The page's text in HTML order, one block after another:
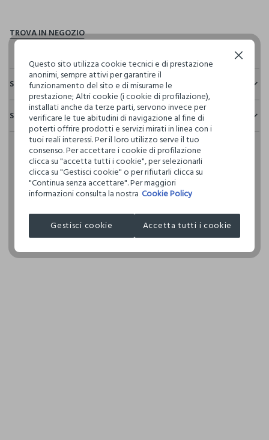
Sostenibilità e trasparenza
Sicurezza
Il 100% dei nostri articoli viene sottoposto a test chimico-
fisici, per verificarne il rispetto dei limiti che abbiamo
definito per l’uso di sostanze chimiche, talvolta anche più
restrittivi rispetto a quelli previsti dalla normativa
internazionale.
Clicca qui per vedere i dettagli
I nostri fornitori
COSNOVA ITALIA SRL
Spedizione e resi
Hai fino a 30 giorni dalla consegna del tuo ordine online per
cambiare idea e restituire i prodotti che hai acquistato.
Questo sito utilizza cookie tecnici e di prestazione
anonimi, sempre attivi per garantire il
funzionamento del sito e di misurarne le
prestazione; Altri cookie (i cookie di profilazione),
installati anche da terze parti, servono invece per
verificare le tue abitudini di navigazione al fine di
poterti offrire prodotti e servizi mirati in linea con i
tuoi reali interessi. Per il loro utilizzo serve il tuo
consenso. Per accettare i cookie di profilazione
clicca su "accetta tutti i cookie", per selezionarli
clicca su "Gestisci cookie" o per rifiutarli clicca su
"Continua senza accettare". Per maggiori
informazioni consulta la nostra Cookie Policy
Gestisci cookie Accetta tutti i cookie
Continua senza accettare